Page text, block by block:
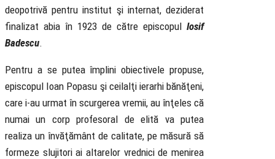
deopotrivă pentru institut şi internat, deziderat
finalizat abia în 1923 de către episcopul Iosif
Badescu.
Pentru a se putea împlini obiectivele propuse,
episcopul Ioan Popasu şi ceilalţi ierarhi bănăţeni,
care i-au urmat în scurgerea vremii, au înţeles că
numai un corp profesoral de elită va putea
realiza un învăţământ de calitate, pe măsură să
formeze slujitori ai altarelor vrednici de menirea